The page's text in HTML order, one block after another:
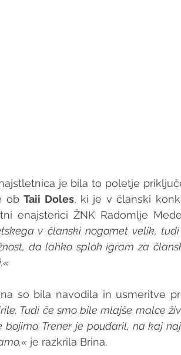
je bila to poletje
ob Taii Doles, ki je v članski
enajsterici ŽNK Radomlje
v članski nogomet velik,
da lahko sploh igram za
so bila navodila in usmeritve
Tudi če smo bile mlajše malce
bojimo. Trener je poudaril, na kaj
je razkrila Brina.